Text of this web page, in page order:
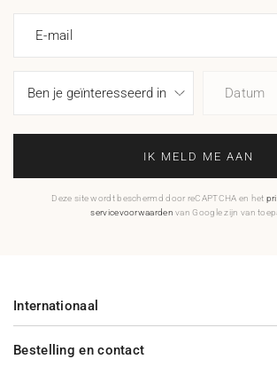
E-mail
Datum
IK MELD ME AAN
Deze site wordt beschermd door reCAPTCHA en het
servicevoorwaarden van Google zijn van
Bestelling en contact
Internationaal